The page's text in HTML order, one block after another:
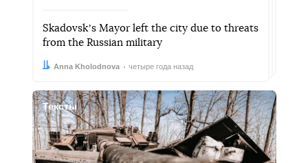
Skadovskʼs Mayor left the city due to threats
from the Russian military
Автор:Anna Kholodnova
Дата: четыре года назад
Тексты